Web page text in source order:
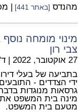
מהנדס [באתר 441] |
מינוי מומחה
צבי רון
27 אוקטובר, 2022 |
בתביעה של בעלי
ידי הצדדים -
גרסאות מנוגדות
מינה בית המשפט את
מטעם בית המשפט.